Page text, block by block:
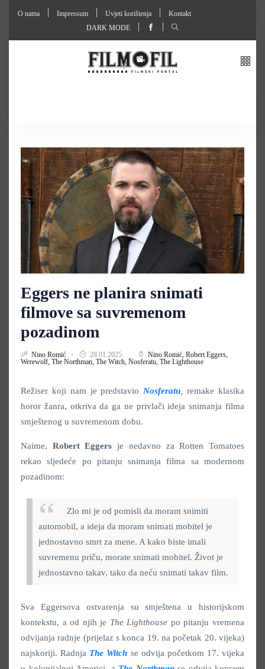
O nama Impressum Uvjeti korištenja
Kontakt
DARK MODE
Eggers ne planira snimati
filmove sa suvremenom
pozadinom
Nino Romić 28.01.2025. Nino Romić, Robert Eggers,
Werewolf, The Northman, The Witch, Nosferatu, The Lighthouse
Režiser koji nam je predstavio Nosferatu ,remake klasika
horor žanra, otkriva da ga ne privlači ideja snimanja filma
smještenog u suvremenom dobu.
Naime, Robert Eggersje nedavno za Rotten Tomatoes
rekao sljedeće po pitanju snimanja filma sa modernom
pozadinom:
Zlo mi je od pomisli da moram snimiti
automobil, a ideja da moram snimati mobitel je
jednostavno smrt za mene. A kako biste imali
suvremenu priču, morate snimati mobitel. Život je
jednostavno takav, tako da neću snimati takav film.
Sva Eggersova ostvarenja su smještena u historijskom
kontekstu, a od njih je The Lighthouse po pitanju vremena
odvijanja radnje (prijelaz s konca 19. na početak 20. vijeka)
najskoriji. Radnja The Witch se odvija početkom 17. vijeka